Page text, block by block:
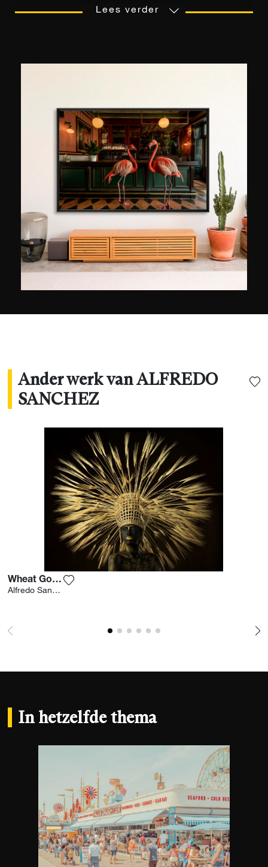
worden minutieus voorbereid en vormen een
Lees verder
Ander werk van ALFREDO
SANCHEZ
Wheat Goddess
Alfredo Sanchez
In hetzelfde thema